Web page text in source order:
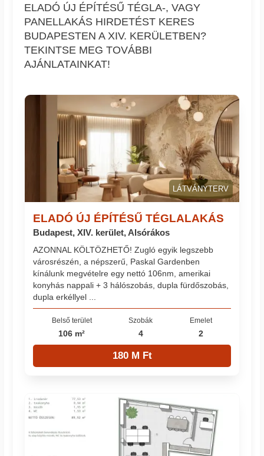
ELADÓ ÚJ ÉPÍTÉSŰ TÉGLA-, VAGY
PANELLAKÁS HIRDETÉST KERES
BUDAPESTEN A XIV. KERÜLETBEN?
TEKINTSE MEG TOVÁBBI
AJÁNLATAINKAT!
LÁTVÁNYTERV
ELADÓ ÚJ ÉPÍTÉSŰ TÉGLALAKÁS
Budapest, XIV. kerület, Alsórákos
AZONNAL KÖLTÖZHETŐ! Zugló egyik legszebb
városrészén, a népszerű, Paskal Gardenben
kínálunk megvételre egy nettó 106nm, amerikai
konyhás nappali + 3 hálószobás, dupla fürdőszobás,
dupla erkéllyel ...
Belső terület
106 m²
Szobák
4
Emelet
2
180 M Ft